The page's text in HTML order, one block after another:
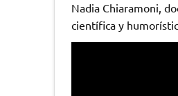
Nadia Chiaramoni,
científica y